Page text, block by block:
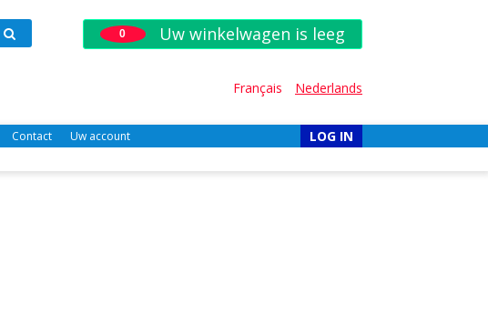
0 Uw winkelwagen is leeg
Français Nederlands
Contact Uw account LOG IN